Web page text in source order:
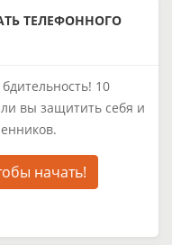
ТЕЛЕФОННОГО
10
ли вы защитить себя и
начать!